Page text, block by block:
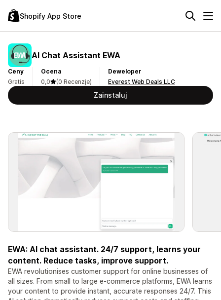
Shopify App Store
AI Chat Assistant EWA
Ceny
Gratis
Ocena
0,0
(0 Recenzje)
Deweloper
Everest Web Deals LLC
Zainstaluj
EWA: AI chat assistant. 24/7 support, learns your
content. Reduce tasks, improve support.
EWA revolutionises customer support for online businesses of
all sizes. From small to large e-commerce platforms, EWA learns
your content to provide instant, accurate responses 24/7. This